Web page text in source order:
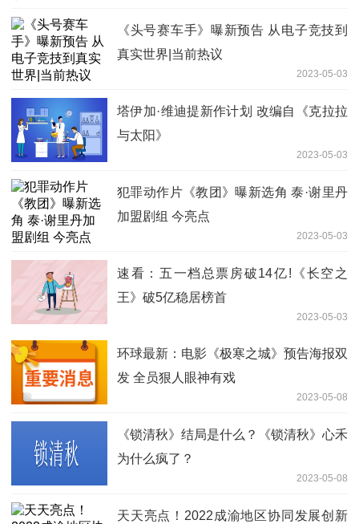
《头号赛车手》曝新预告 从电子竞技到
真实世界|当前热议
2023-05-03
塔伊加·维迪提新作计划 改编自《克拉拉
与太阳》
2023-05-03
犯罪动作片《教团》曝新选角 泰·谢里丹
加盟剧组 今亮点
2023-05-03
速看：五一档总票房破14亿!《长空之
王》破5亿稳居榜首
2023-05-03
环球最新：电影《极寒之城》预告海报双
发 全员狠人眼神有戏
2023-05-08
《锁清秋》结局是什么？《锁清秋》心禾
为什么疯了？
2023-05-08
天天亮点！2022成渝地区协同发展创新